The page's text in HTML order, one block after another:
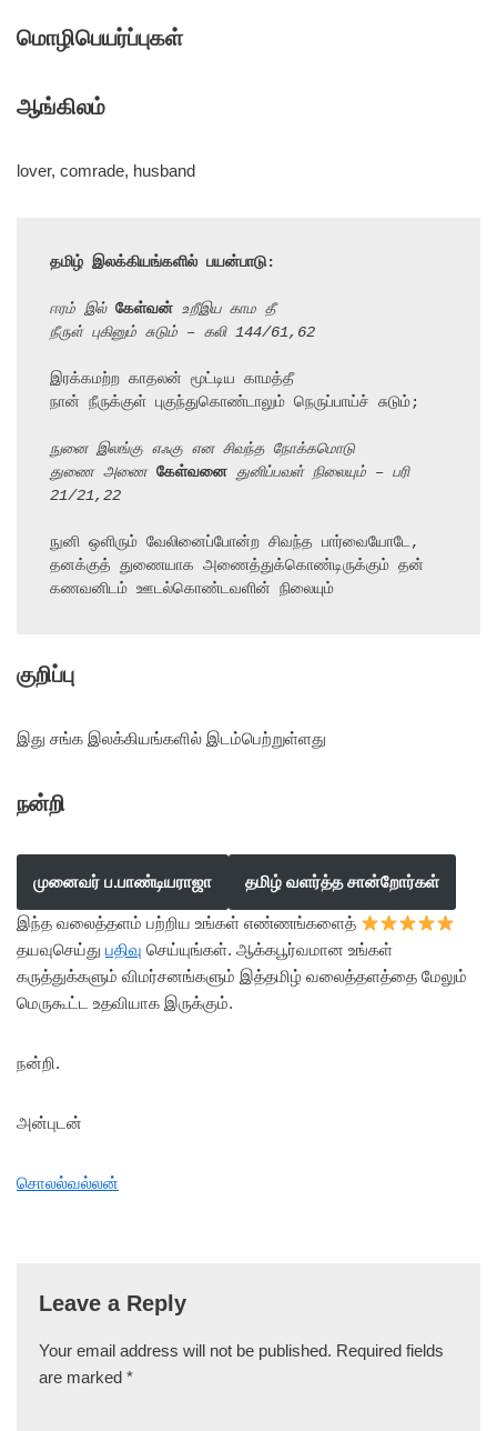
மொழிபெயர்ப்புகள்
ஆங்கிலம்
lover, comrade, husband
தமிழ் இலக்கியங்களில் பயன்பாடு:
ஈரம் இல் கேள்வன் உறீஇய காம தீ
நீருள் புகினும் சுடும் – கலி 144/61,62
இரக்கமற்ற காதலன் மூட்டிய காமத்தீ
நான் நீருக்குள் புகுந்துகொண்டாலும் நெருப்பாய்ச் சுடும்;
நுனை இலங்கு எஃகு என சிவந்த நோக்கமொடு
துணை அணை கேள்வனை துனிப்பவள் நிலையும் – பரி
21/21,22
நுனி ஒளிரும் வேலினைப்போன்ற சிவந்த பார்வையோடே,
தனக்குத் துணையாக அணைத்துக்கொண்டிருக்கும் தன்
கணவனிடம் ஊடல்கொண்டவளின் நிலையும்
குறிப்பு
இது சங்க இலக்கியங்களில் இடம்பெற்றுள்ளது
நன்றி
முனைவர் ப.பாண்டியராஜா தமிழ் வளர்த்த சான்றோர்கள்
இந்த வலைத்தளம் பற்றிய உங்கள் எண்ணங்களைத்
தயவுசெய்து பதிவு செய்யுங்கள். ஆக்கபூர்வமான உங்கள்
கருத்துக்களும் விமர்சனங்களும் இத்தமிழ் வலைத்தளத்தை மேலும்
மெருகூட்ட உதவியாக இருக்கும்.
நன்றி.
அன்புடன்
சொலல்வல்லன்
Leave a Reply
Your email address will not be published. Required fields
are marked *